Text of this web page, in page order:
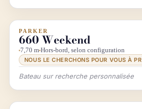
INFO & RECHERCHE
PARKER
660 Weekend
7,70 m Hors-bord, selon configuration
NOUS LE CHERCHONS POUR VOUS À
Bateau sur recherche personnalisée